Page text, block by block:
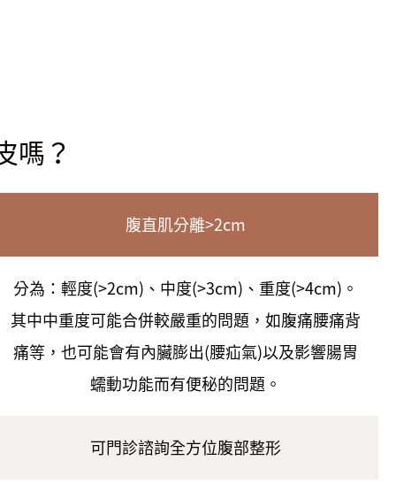
嗎？
腹直肌分離>2cm
分為：輕度(>2cm)、中度(>3cm)、重度(>4cm)。
其中中重度可能合併較嚴重的問題，如腹痛腰痛背
痛等，也可能會有內臟膨出(腰疝氣)以及影響腸胃
蠕動功能而有便秘的問題。
可門診諮詢全方位腹部整形